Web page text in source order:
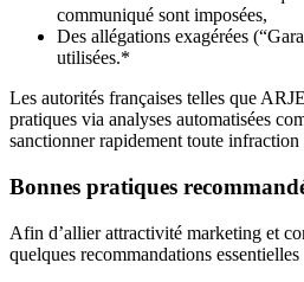
communiqué sont imposées,
Des allégations exagérées
utilisées.*
Les autorités françaises telles que
pratiques via analyses automatisées
sanctionner rapidement toute infraction
Bonnes pratiques
Afin d’allier attractivité marketing et
quelques recommandations essentielles